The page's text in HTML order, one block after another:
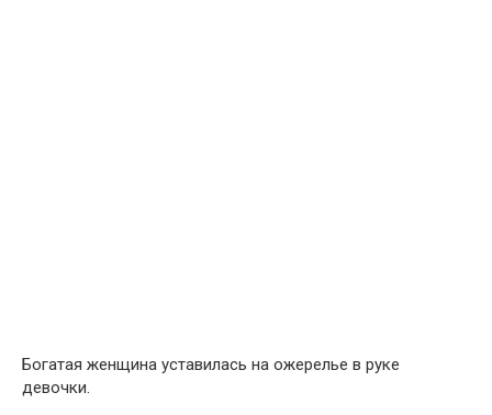
Богатая женщина уставилась на ожерелье в руке
девочки.